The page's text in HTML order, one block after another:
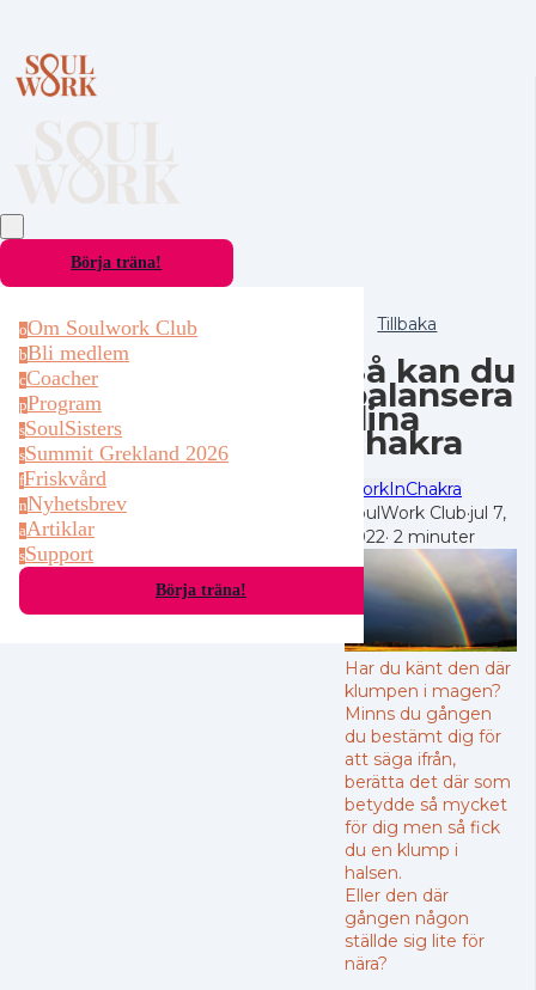
Börja träna!
oOm Soulwork Club
bBli medlem
cCoacher
pProgram
sSoulSisters
sSummit Grekland 2026
fFriskvård
nNyhetsbrev
aArtiklar
sSupport
Börja träna!
Tillbaka
Så kan du
balansera
dina
chakra
WorkInChakra
SoulWork Club·jul 7,
2022· 2 minuter
Har du känt den där
klumpen i magen?
Minns du gången
du bestämt dig för
att säga ifrån,
berätta det där som
betydde så mycket
för dig men så fick
du en klump i
halsen.
Eller den där
gången någon
ställde sig lite för
nära?